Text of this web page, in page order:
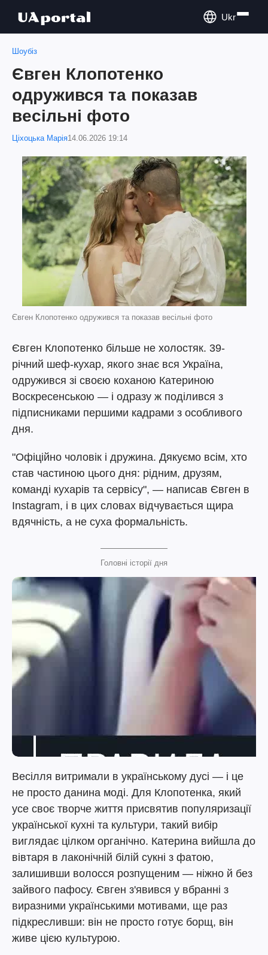
Ukr
Шоубіз
Євген Клопотенко
одружився та показав
весільні фото
Ціхоцька Марія14.06.2026 19:14
Євген Клопотенко одружився та показав весільні фото
Євген Клопотенко більше не холостяк. 39-
річний шеф-кухар, якого знає вся Україна,
одружився зі своєю коханою Катериною
Воскресенською — і одразу ж поділився з
підписниками першими кадрами з особливого
дня.
"Офіційно чоловік і дружина. Дякуємо всім, хто
став частиною цього дня: рідним, друзям,
команді кухарів та сервісу", — написав Євген в
Instagram, і в цих словах відчувається щира
вдячність, а не суха формальність.
Головні історії дня
Весілля витримали в українському дусі — і це
не просто данина моді. Для Клопотенка, який
усе своє творче життя присвятив популяризації
української кухні та культури, такий вибір
виглядає цілком органічно. Катерина вийшла до
вівтаря в лаконічній білій сукні з фатою,
залишивши волосся розпущеним — ніжно й без
зайвого пафосу. Євген з'явився у вбранні з
виразними українськими мотивами, ще раз
підкресливши: він не просто готує борщ, він
живе цією культурою.